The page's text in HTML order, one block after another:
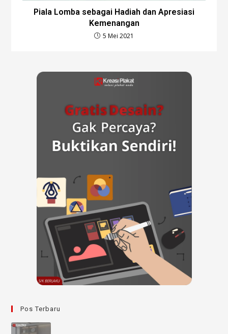
Piala Lomba sebagai Hadiah dan Apresiasi
Kemenangan
5 Mei 2021
Pos Terbaru